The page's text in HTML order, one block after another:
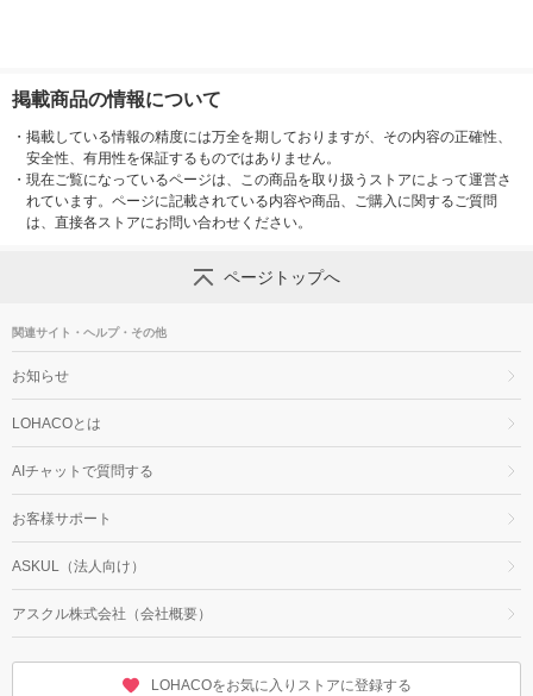
掲載商品の情報について
・ 掲載している情報の精度には万全を期しておりますが、その内容の正確性、
安全性、有用性を保証するものではありません。
・ 現在ご覧になっているページは、この商品を取り扱うストアによって運営さ
れています。ページに記載されている内容や商品、ご購入に関するご質問
は、直接各ストアにお問い合わせください。
ページトップへ
関連サイト・ヘルプ・その他
お知らせ
LOHACOとは
AIチャットで質問する
お客様サポート
ASKUL（法人向け）
アスクル株式会社（会社概要）
LOHACOをお気に入りストアに登録する